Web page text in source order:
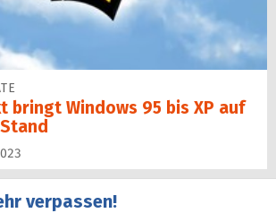
bringt Windows 95 bis XP auf
verpassen!